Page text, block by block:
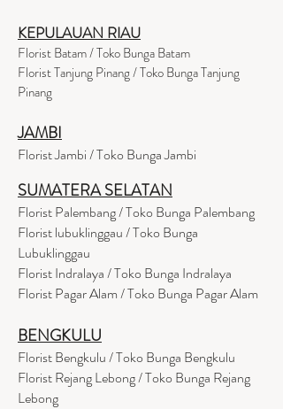
KEPULAUAN RIAU
Florist Batam / Toko Bunga Batam
Florist Tanjung Pinang / Toko Bunga Tanjung
Pinang
JAMBI
Florist Jambi / Toko Bunga Jambi
SUMATERA SELATAN
Florist Palembang / Toko Bunga Palembang
Florist lubuklinggau / Toko Bunga
Lubuklinggau
Florist Indralaya / Toko Bunga Indralaya
Florist Pagar Alam / Toko Bunga Pagar Alam
BENGKULU
Florist Bengkulu / Toko Bunga Bengkulu
Florist Rejang Lebong / Toko Bunga Rejang
Lebong